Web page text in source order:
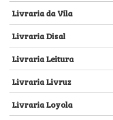
Livraria da Vila
Livraria Disal
Livraria Leitura
Livraria Livruz
Livraria Loyola